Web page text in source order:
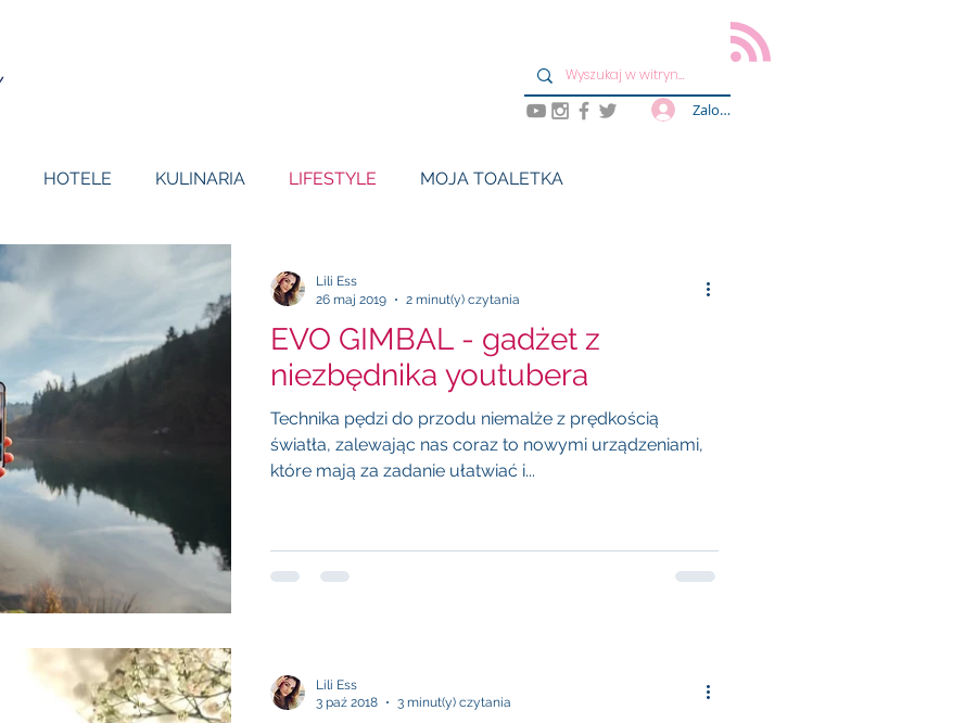
Zaloguj się
HOTELE KULINARIA LIFESTYLE MOJA TOALETKA
EVO GIMBAL - gadżet z
niezbędnika youtubera
Technika pędzi do przodu niemalże z prędkością
światła, zalewając nas coraz to nowymi urządzeniami,
które mają za zadanie ułatwiać i...
Lili Ess
26 maj 2019
2 minut(y) czytania
Lili Ess
3 paź 2018
3 minut(y) czytania